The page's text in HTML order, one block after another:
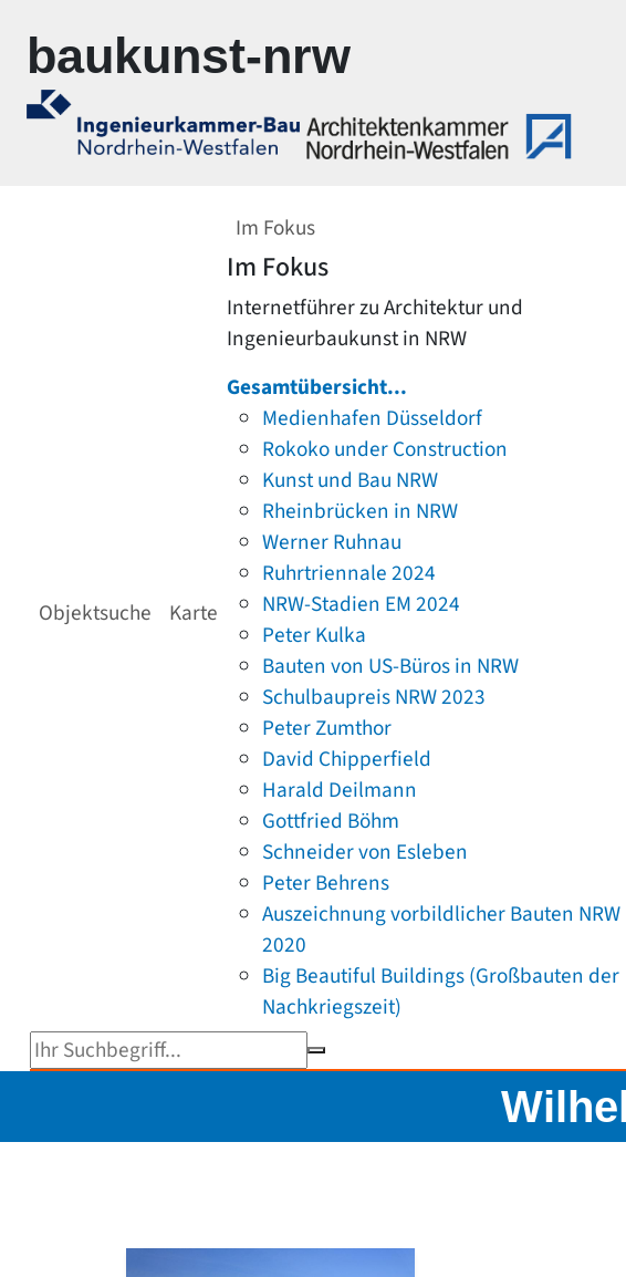
baukunst-nrw
Objektsuche Karte
Im Fokus
Im Fokus
Internetführer zu Architektur und
Ingenieurbaukunst in NRW
Gesamtübersicht...
Medienhafen Düsseldorf
Rokoko under Construction
Kunst und Bau NRW
Rheinbrücken in NRW
Werner Ruhnau
Ruhrtriennale 2024
NRW-Stadien EM 2024
Peter Kulka
Bauten von US-Büros in NRW
Schulbaupreis NRW 2023
Peter Zumthor
David Chipperfield
Harald Deilmann
Gottfried Böhm
Schneider von Esleben
Peter Behrens
Auszeichnung vorbildlicher Bauten NRW
2020
Big Beautiful Buildings (Großbauten der
Nachkriegszeit)
Suchbegriff eingeben